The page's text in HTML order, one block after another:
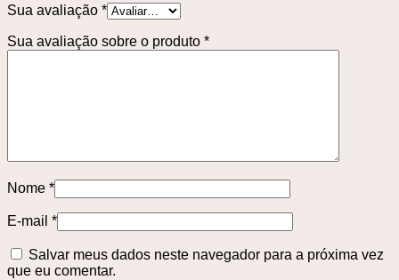
Sua avaliação *
Sua avaliação sobre o produto *
Nome *
E-mail *
Salvar meus dados neste navegador para a próxima vez
que eu comentar.